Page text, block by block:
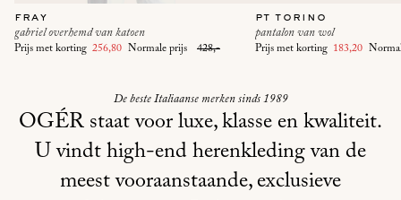
fray
gabriel overhemd van katoen
Prijs met korting 256,80 Normale prijs 428,-
+ 4
pt torino
pantalon van wol
Prijs met korting 183,20
De beste Italiaanse merken sinds 1989
OGÉR staat voor luxe, klasse en kwaliteit.
U vindt high-end herenkleding van de
meest vooraanstaande, exclusieve